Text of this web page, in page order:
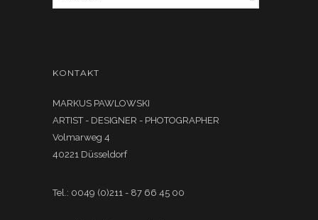
KONTAKT
MARKUS PAWLOWSKI
ARTIST - DESIGNER - PHOTOGRAPHER
Volmarweg 4
40221 Düsseldorf
Tel.: 0049 (0)211 - 87 66 45 00